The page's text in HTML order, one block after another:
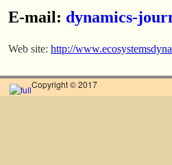
E-mail: dynamics-
Web site: http://www.
Copyright © 2017